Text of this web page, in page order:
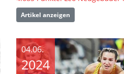
Artikel anzeigen
04.06.
2024